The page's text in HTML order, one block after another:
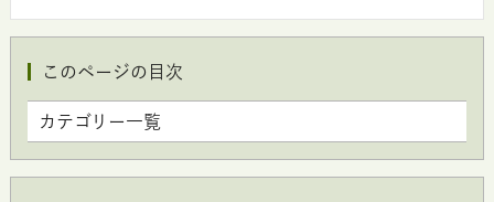
このページの目次
カテゴリー一覧